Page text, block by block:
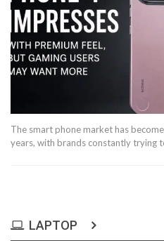
The smart phone market has
years, with brands constantly trying
LAPTOP